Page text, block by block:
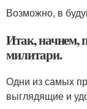
Возможно, в
Итак, начнем,
милитари.
Одни из самых
выглядящие и